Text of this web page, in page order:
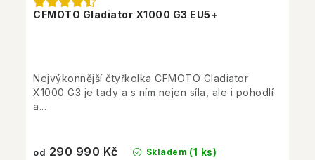
CFMOTO Gladiator X1000 G3 EU5+
Skladem (1 ks)
od 290 990 Kč
Nejvýkonnější čtyřkolka CFMOTO Gladiator
X1000 G3 je tady a s ním nejen síla, ale i pohodlí
a...